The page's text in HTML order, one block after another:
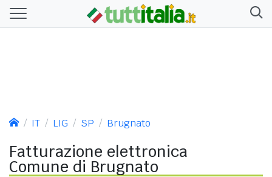
IT LIG SP Brugnato
Fatturazione elettronica
Comune di Brugnato